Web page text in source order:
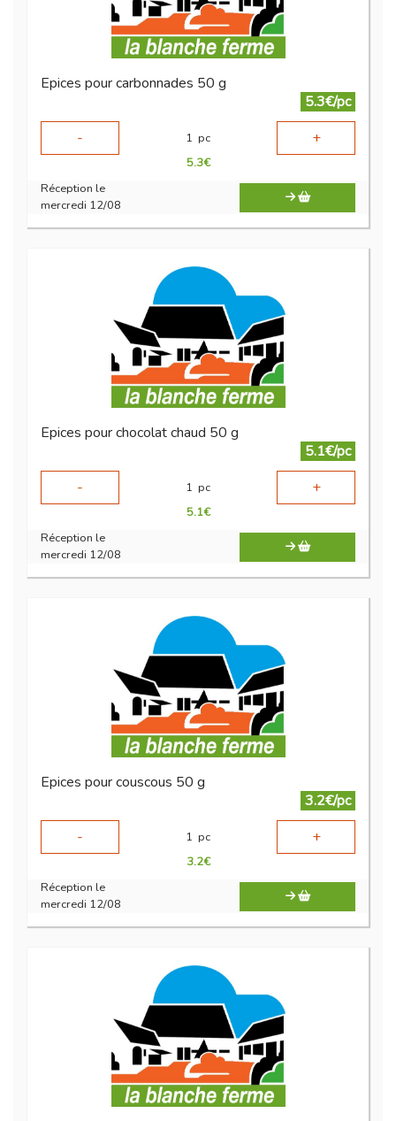
Epices pour carbonnades 50 g
5.3€/pc
-
1 pc +
5.3€
Réception le
mercredi 12/08
Epices pour chocolat chaud 50 g
5.1€/pc
-
1 pc +
5.1€
Réception le
mercredi 12/08
Epices pour couscous 50 g
3.2€/pc
-
1 pc +
3.2€
Réception le
mercredi 12/08